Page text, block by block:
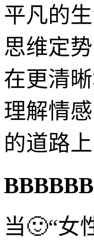
平凡的
思维定
在更清
理解情
的道路
当🙂“女